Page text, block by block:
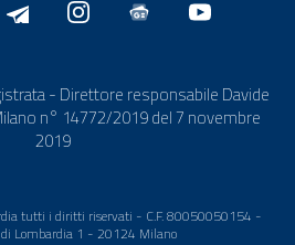
- Direttore responsabile Davide
n° 14772/2019 del 7 novembre
2019
tutti i diritti riservati - C.F. 80050050154 -
Lombardia 1 - 20124 Milano